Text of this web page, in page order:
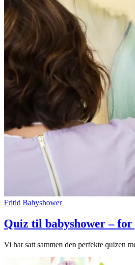
Fritid Babyshower
Quiz til babyshower – for
Vi har satt sammen den perfekte quizen